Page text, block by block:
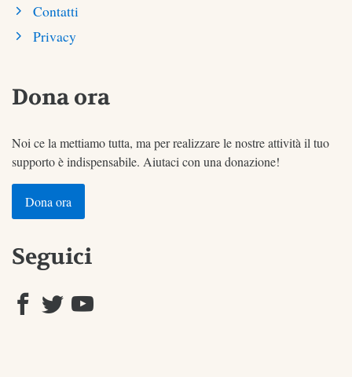
Contatti
Privacy
Dona ora
Noi ce la mettiamo tutta, ma per realizzare le nostre attività il tuo
supporto è indispensabile. Aiutaci con una donazione!
Dona ora
Seguici